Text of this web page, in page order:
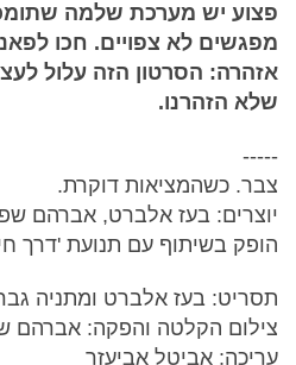
פצוע יש מערכת שלמה
מפגשים לא צפויים. חכו
אזהרה: הסרטון הזה עלול
שלא הזהרנו.
-----
צבר. כשהמציאות דוקרת.
יוצרים: בעז אלברט, אברהם
הופק בשיתוף עם תנועת 'דרך
תסריט: בעז אלברט ומתניה
צילום הקלטה והפקה: אברהם
עריכה: אביטל אביעזר